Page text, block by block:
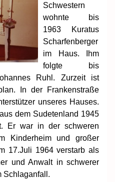
Schwestern
wohnte bis
1963 Kuratus
Scharfenberger
im Haus. Ihm
folgte bis
Ruhl. Zurzeit ist
In der Frankenstraße
unseres Hauses.
dem Sudetenland 1945
Er war in der schweren
Kinderheim und großer
17.Juli 1964 verstarb als
und Anwalt in schwerer
Schlaganfall.